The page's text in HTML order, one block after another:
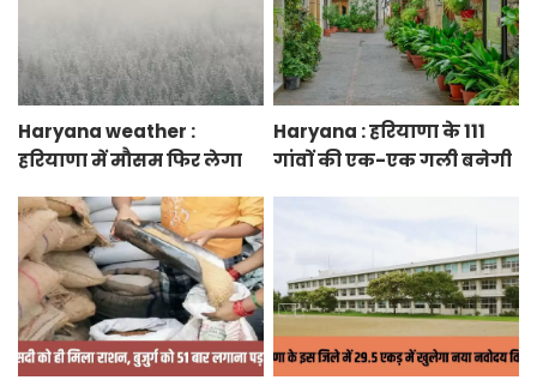
Haryana weather :
हरियाणा में मौसम फिर लेगा
होगी बारिश
Haryana : हरियाणा के 111
गांवों की एक-एक गली बनेगी